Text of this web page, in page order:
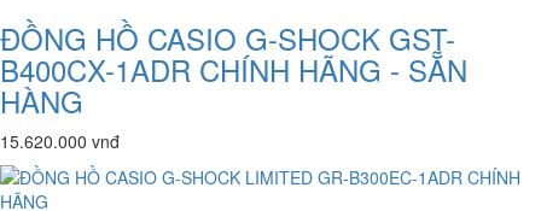
ĐỒNG HỒ CASIO G-SHOCK GST-
B400CX-1ADR CHÍNH HÃNG - SẴN
HÀNG
15.620.000 vnđ